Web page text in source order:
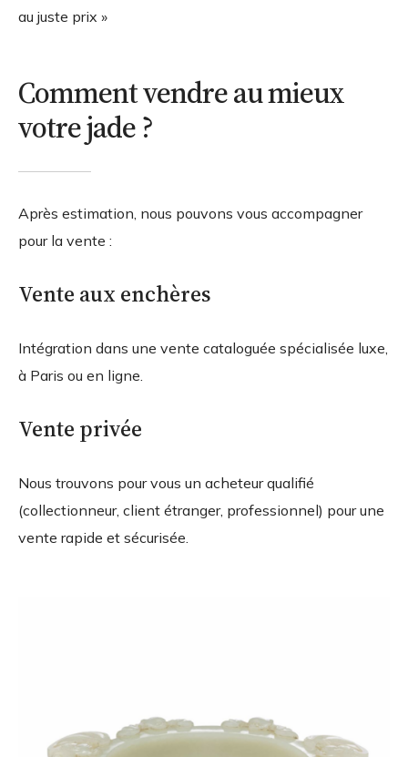
au juste prix »
Comment vendre au mieux
votre jade ?
Après estimation, nous pouvons vous accompagner
pour la vente :
Vente aux enchères
Intégration dans une vente cataloguée spécialisée luxe,
à Paris ou en ligne.
Vente privée
Nous trouvons pour vous un acheteur qualifié
(collectionneur, client étranger, professionnel) pour une
vente rapide et sécurisée.